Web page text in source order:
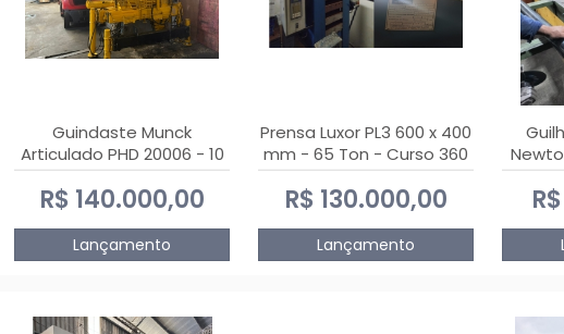
Guindaste Munck
Articulado PHD 20006 - 10
Ton
R$ 140.000,00
Lançamento
Prensa Luxor PL3 600 x 400
mm - 65 Ton - Curso 360
mm
R$ 130.000,00
Lançamento